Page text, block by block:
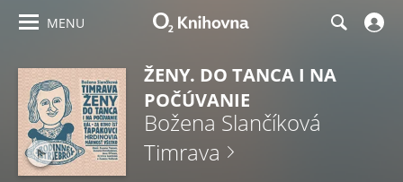
MENU
ŽENY. DO TANCA I NA
POČÚVANIE
Božena Slančíková
Timrava